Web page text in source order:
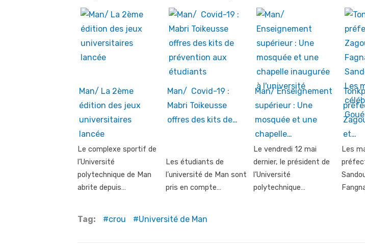
Man/ La 2ème
édition des jeux
universitaires
lancée
Le complexe sportif de
l’Université
polytechnique de Man
abrite depuis…
Man/ Covid-19 :
Mabri Toikeusse
offres des kits de…
Les étudiants de
l’université de Man sont
pris en compte…
Man/ Enseignement
supérieur : Une
mosquée et une
chapelle…
Le vendredi 12 mai
dernier, le président de
l’Université
polytechnique…
et…
Les
Tag: crou Université de Man